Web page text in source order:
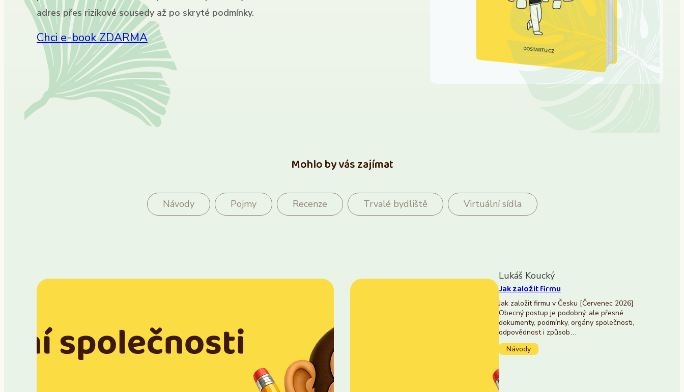
adres přes rizikové sousedy až po skryté podmínky.
Chci e-book ZDARMA
Mohlo by vás zajímat
Návody Pojmy Recenze Trvalé bydliště Virtuální sídla
Lukáš Koucký
Jak založit firmu
Jak založit firmu v Česku [Červenec 2026]
Obecný postup je podobný, ale přesné
dokumenty, podmínky, orgány společnosti,
odpovědnost i způsob…
Návody